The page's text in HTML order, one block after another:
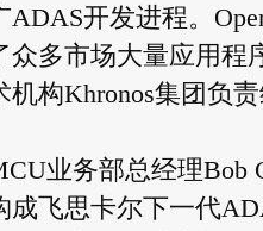
开发进程。
多市场大量应用程
构Khronos集团负责
业务部总经理Bob
飞思卡尔下一代